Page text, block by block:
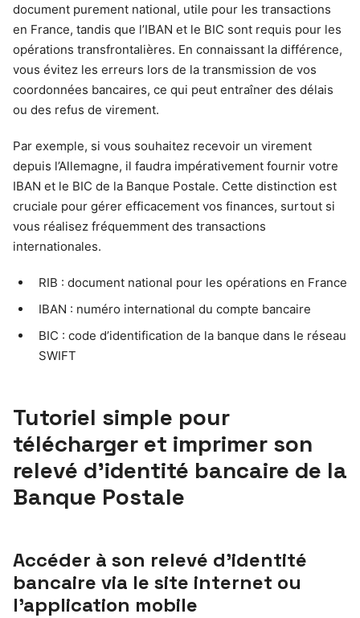
document purement national, utile pour les transactions
en France, tandis que l’IBAN et le BIC sont requis pour les
opérations transfrontalières. En connaissant la différence,
vous évitez les erreurs lors de la transmission de vos
coordonnées bancaires, ce qui peut entraîner des délais
ou des refus de virement.
Par exemple, si vous souhaitez recevoir un virement
depuis l’Allemagne, il faudra impérativement fournir votre
IBAN et le BIC de la Banque Postale. Cette distinction est
cruciale pour gérer efficacement vos finances, surtout si
vous réalisez fréquemment des transactions
internationales.
RIB : document national pour les opérations en France
IBAN : numéro international du compte bancaire
BIC : code d’identification de la banque dans le réseau
SWIFT
Tutoriel simple pour
télécharger et imprimer son
relevé d’identité bancaire de la
Banque Postale
Accéder à son relevé d’identité
bancaire via le site internet ou
l’application mobile